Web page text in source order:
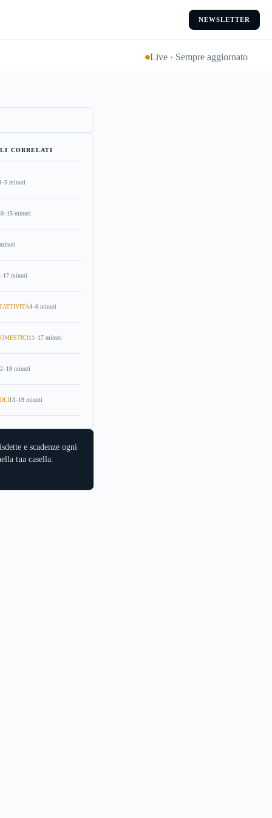
NEWSLETTER
Live · Sempre aggiornato
CORRELATI
minuti
minuti
minuti
4–6 minuti
11–17 minuti
minuti
13–19 minuti
e scadenze ogni
tua casella.